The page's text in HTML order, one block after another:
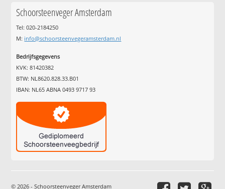
Schoorsteenveger Amsterdam
Tel: 020-2184250
M: info@schoorsteenvegeramsterdam.nl
Bedrijfsgegevens
KVK: 81420382
BTW: NL8620.828.33.B01
IBAN: NL65 ABNA 0493 9717 93
© 2026 - Schoorsteenveger Amsterdam